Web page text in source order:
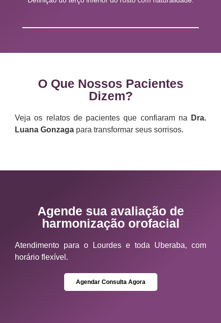
O Que Nossos Pacientes
Dizem?
Veja os relatos de pacientes que confiaram na
Dra.
Luana Gonzaga para transformar seus sorrisos.
Agende sua avaliação de
harmonização orofacial
Atendimento para o Lourdes e toda Uberaba, com
horário flexível.
Agendar Consulta Agora